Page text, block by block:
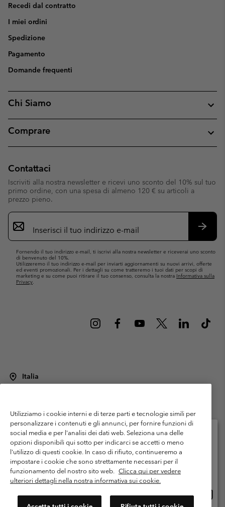
Recedi dal contratto
I miei ordini
Spedizione
Pagamento
Domande frequenti
Chi Siamo
Comprare
Contattaci
Iscriviti alla nostra newsletter e ricevi uno sconto del 10% sul tuo
primo ordine, con una spesa di almeno 120 € su articoli a
prezzo pieno.
Iscrizione
e-
mail
Fornendo il tuo indirizzo e-mail, ti iscrivi alla nostra newsletter e riceverai uno sconto
di benvenuto del 10%.
Utilizzeremo il tuo indirizzo e-mail per inviarti aggiornamenti su nuovi arrivi, offerte
ed eventi promozionali. Per i dettagli su come tratteremo i tuoi dati per scopi di
marketing e su come puoi ritirare il tuo consenso, consulta la nostra Informativa sulla
Privacy.
Italia
Termini di utilizzo
Condizioni Generali di Venditaa
Garanzia
Politica sulla privacy
Termini e condizioni del programma di membership
Condizioni di utilizzo dei contenuti generati dagli utenti
Impressum
Cookies
Public CBCR
Servizio clienti: Lun. - ven. 9:00 - 13:00 & 14:00- 18:00
Utilizziamo i cookie interni e di terze parti e tecnologie simili per
personalizzare i contenuti e gli annunci, per fornire funzioni di
social media e per l'analisi dei dati web. Seleziona una delle
opzioni disponibili qui sotto per indicarci se accetti o meno
l'utilizzo di questi cookie. In caso di rifiuto, continueremo a
impostare i cookie che sono strettamente necessari per il
funzionamento del nostro sito web. Clicca qui per vedere
ulteriori dettagli nella nostra informativa sui cookie.
Seleziona il paese di spedizione e la lingua
Shopping online disponibile
online